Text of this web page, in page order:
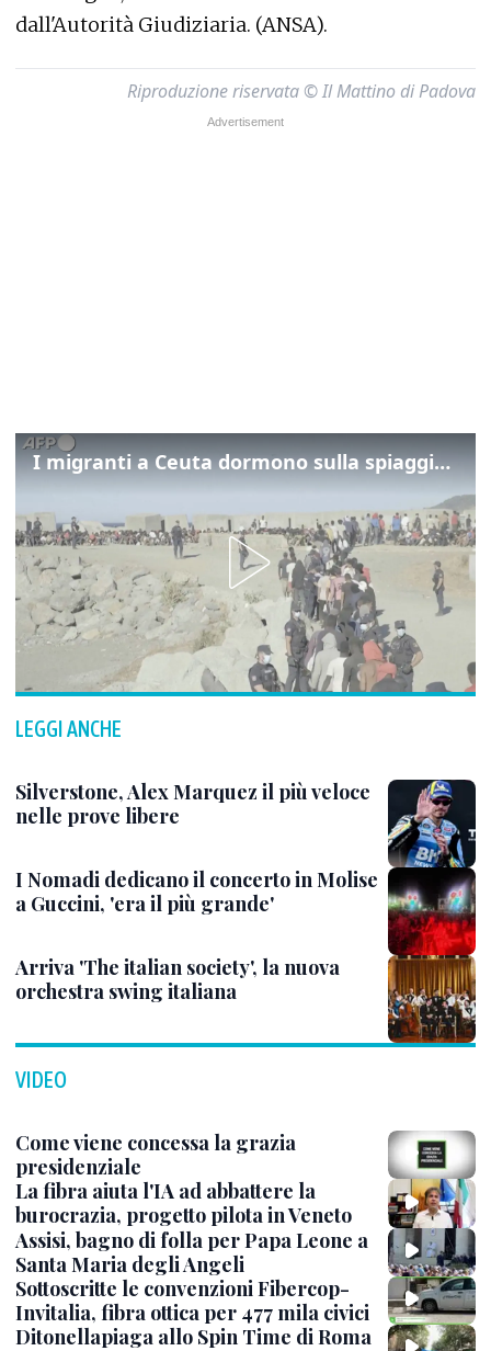
dall'Autorità Giudiziaria. (ANSA).
Riproduzione riservata © Il Mattino di Padova
I migranti a Ceuta dormono sulla spiaggia: "Vogliamo entrare in Europa"
LEGGI ANCHE
Silverstone, Alex Marquez il più veloce
nelle prove libere
I Nomadi dedicano il concerto in Molise
a Guccini, 'era il più grande'
Arriva 'The italian society', la nuova
orchestra swing italiana
VIDEO
Come viene concessa la grazia
presidenziale
La fibra aiuta l'IA ad abbattere la
burocrazia, progetto pilota in Veneto
Assisi, bagno di folla per Papa Leone a
Santa Maria degli Angeli
Sottoscritte le convenzioni Fibercop-
Invitalia, fibra ottica per 477 mila civici
Ditonellapiaga allo Spin Time di Roma